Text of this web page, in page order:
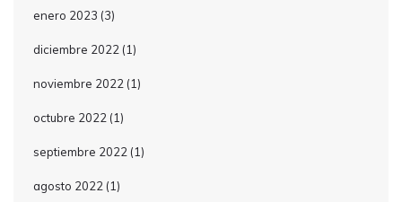
enero 2023 (3)
diciembre 2022 (1)
noviembre 2022 (1)
octubre 2022 (1)
septiembre 2022 (1)
agosto 2022 (1)